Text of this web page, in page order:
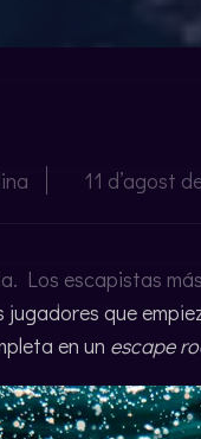
11 d’agost
Los escapistas
que
en un escape